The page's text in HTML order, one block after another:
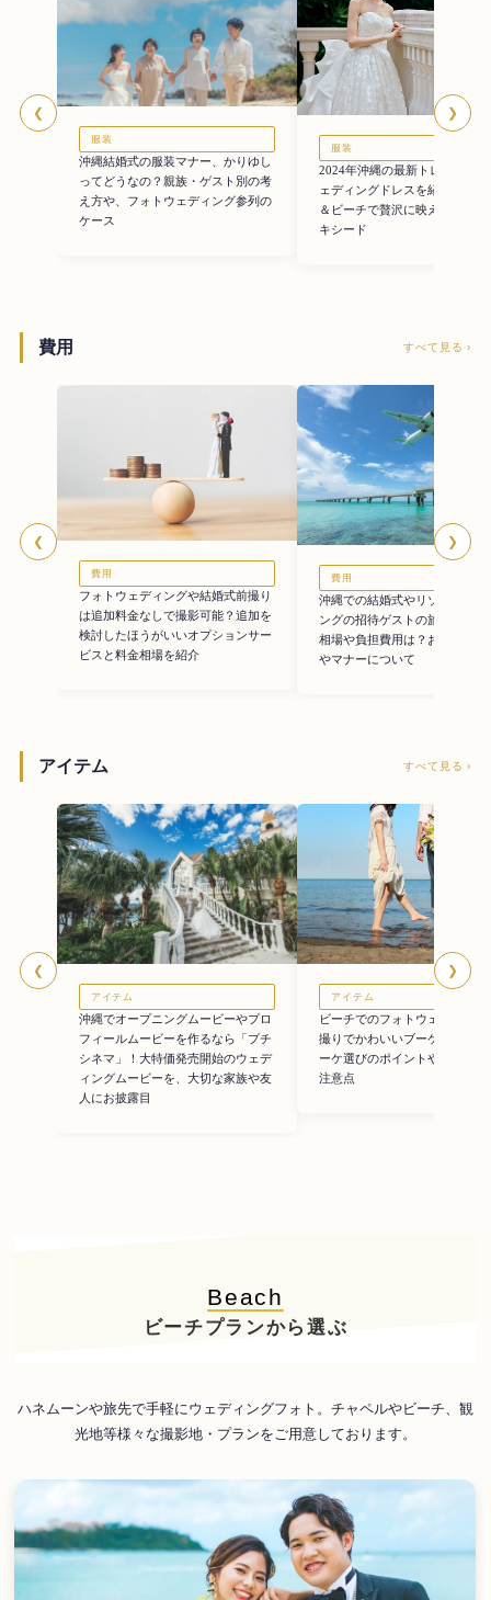
❮
服装
沖縄結婚式の服装マナー、かりゆし
ってどうなの？親族・ゲスト別の考
え方や、フォトウェディング参列の
ケース
服装
2024年沖縄の最新トレンドを
ェディングドレスを紹介。チャ
＆ビーチで贅沢に映えるドレス
キシード
❯
費用 すべて見る ›
❮
費用
フォトウェディングや結婚式前撮り
は追加料金なしで撮影可能？追加を
検討したほうがいいオプションサー
ビスと料金相場を紹介
費用
沖縄での結婚式やリゾートウェ
ングの招待ゲストの旅費事情。
相場や負担費用は？お車代の考
やマナーについて
❯
アイテム すべて見る ›
❮
アイテム
沖縄でオープニングムービーやプロ
フィールムービーを作るなら「プチ
シネマ」！大特価発売開始のウェデ
ィングムービーを、大切な家族や友
人にお披露目
アイテム
ビーチでのフォトウェディング
撮りでかわいいブーケ画像11
ーケ選びのポイントや持ち込み
注意点
❯
Beach
ビーチプランから選ぶ
ハネムーンや旅先で手軽にウェディングフォト。チャペルやビーチ、観
光地等様々な撮影地・プランをご用意しております。